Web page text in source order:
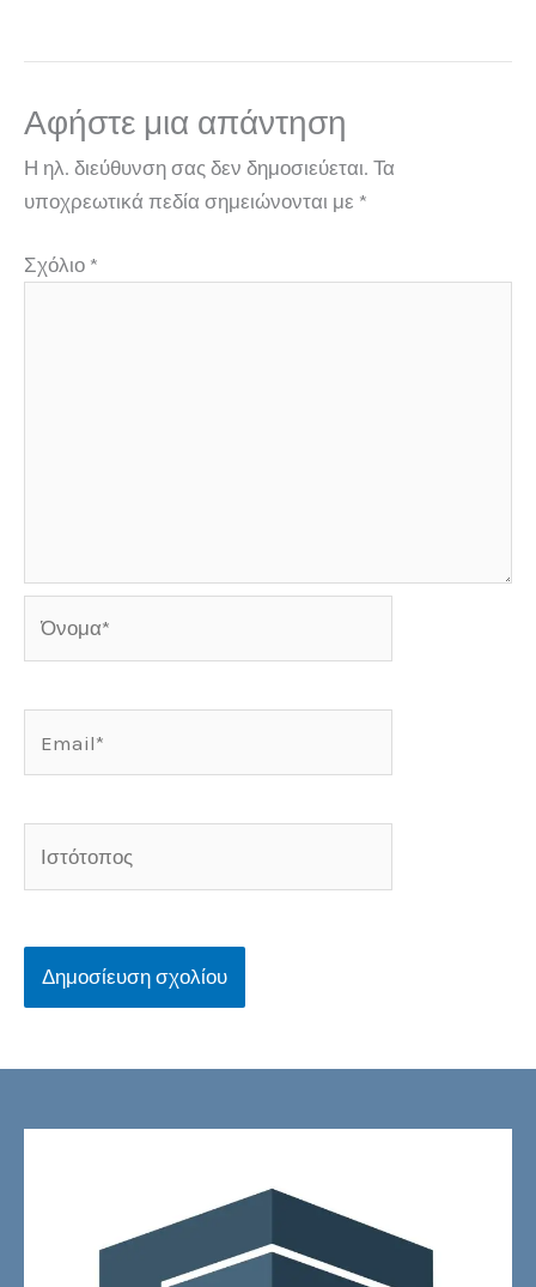
Αφήστε μια απάντηση
Η ηλ. διεύθυνση σας δεν δημοσιεύεται. Τα
υποχρεωτικά πεδία σημειώνονται με *
Σχόλιο *